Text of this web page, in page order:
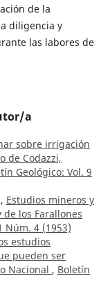
de la
diligencia y
las labores de
a
sobre irrigación
de Codazzi,
Geológico: Vol. 9
Estudios mineros y
los Farallones
Núm. 4 (1953)
estudios
pueden ser
Nacional , Boletín